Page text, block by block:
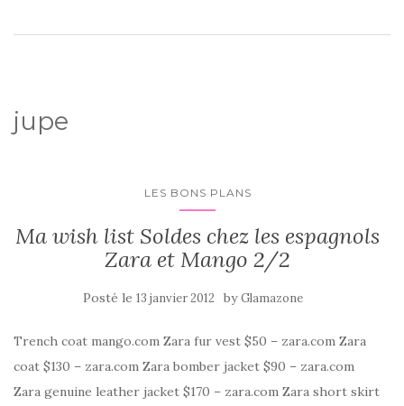
jupe
LES BONS PLANS
Ma wish list Soldes chez les espagnols
Zara et Mango 2/2
Posté le 13 janvier 2012 byGlamazone
Trench coat mango.com Zara fur vest $50 – zara.com Zara
coat $130 – zara.com Zara bomber jacket $90 – zara.com
Zara genuine leather jacket $170 – zara.com Zara short skirt